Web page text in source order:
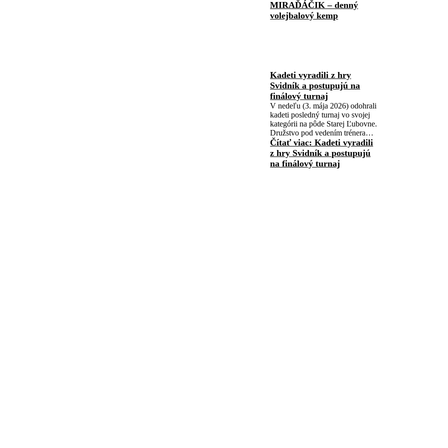
MIRAĎÁČIK – denný
volejbalový kemp
Kadeti vyradili z hry
Svidník a postupujú na
finálový turnaj
V nedeľu (3. mája 2026) odohrali
kadeti posledný turnaj vo svojej
kategórii na pôde Starej Ľubovne.
Družstvo pod vedením trénera…
Čítať viac: Kadeti vyradili
z hry Svidník a postupujú
na finálový turnaj